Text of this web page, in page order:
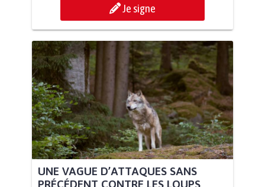
Je signe
UNE VAGUE D’ATTAQUES SANS
PRÉCÉDENT CONTRE LES LOUPS